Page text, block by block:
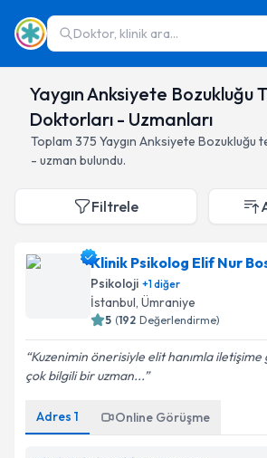
Doktor, klinik ara...
Yaygın Anksiyete Bozukluğu
Doktorları - Uzmanları
Toplam 375 Yaygın Anksiyete Bozukluğu
- uzman bulundu.
Filtrele
Klinik Psikolog Elif Nur
Psikoloji +1diğer
İstanbul, Ümraniye
5 (192 Değerlendirme)
Kuzenimin önerisiyle elit hanımla iletişime
çok bilgili bir uzman...
Adres 1 Online Görüşme